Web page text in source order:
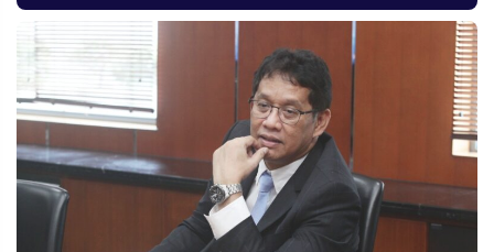
EDITORIAL AKSARA
FINANSIA PERSONA
DAERAH NASIONAL
MANCA SPORT
INFORMASI